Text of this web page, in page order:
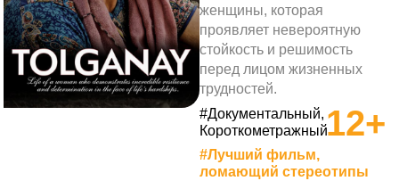
женщины, которая
проявляет невероятную
стойкость и решимость
перед лицом жизненных
трудностей.
#Документальный,
Короткометражный12+
#Лучший фильм,
ломающий стереотипы